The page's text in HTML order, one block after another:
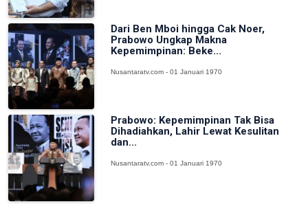
Dari Ben Mboi hingga Cak Noer,
Prabowo Ungkap Makna
Kepemimpinan: Beke...
Nusantaratv.com - 01 Januari 1970
Prabowo: Kepemimpinan Tak Bisa
Dihadiahkan, Lahir Lewat Kesulitan
dan...
Nusantaratv.com - 01 Januari 1970